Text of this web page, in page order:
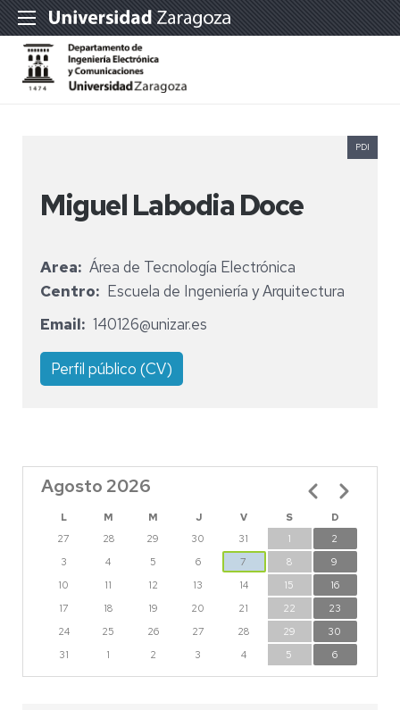
Miguel Labodia Doce
PDI
Area
Área de Tecnología Electrónica
Centro
Escuela de Ingeniería y Arquitectura
Email
140126@unizar.es
Perfil público (CV)
Agosto 2026
L M M J V S
D
27
28 29 30 31 1
2
3
4 5 6 7 8
9
10
11 12 13 14 15
16
17
18 19 20 21 22
23
24
25 26 27 28 29
30
31
1 2 3 4 5 6
Paginación